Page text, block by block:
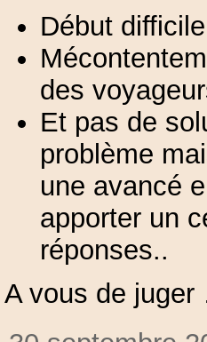
Début difficile
des
Et pas de
problème
une avancé
apporter un
réponses..
A vous de